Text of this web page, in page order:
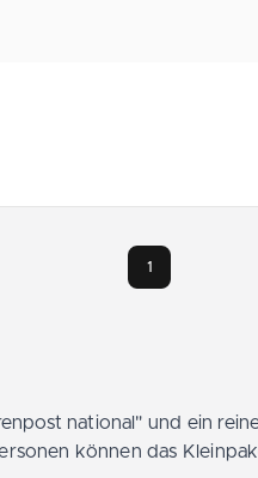
1
national" und ein
können das